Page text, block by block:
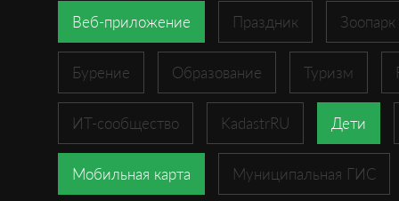
Веб-приложение Праздник Зоопарк
Бурение Образование Туризм
ИТ-сообщество KadastrRU Дети
Мобильная карта Муниципальная ГИС